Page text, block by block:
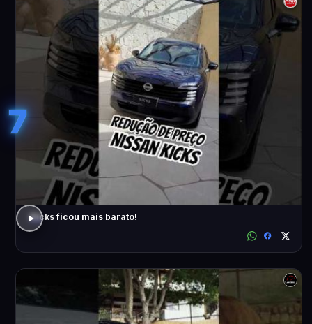
7
Kicks ficou mais barato!